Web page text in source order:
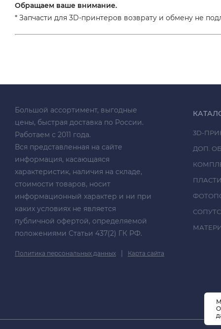
Обращаем ваше внимание.
* Запчасти для 3D-принтеров возврату и обмену не
Большой ассортимент, выгодные
цены, быстрая доставка по России.
Работаем с 2011 года.
Вся представленная на сайте
информация, касающаяся
характеристик, наличия на складе,
стоимости товаров, носит
информационный характер и ни при
каких условиях не является
публичной офертой, определяемой
положениями Статьи 437(2) ГК РФ.
Политика персональных данных | Карта сайта
3D-
ДОП.